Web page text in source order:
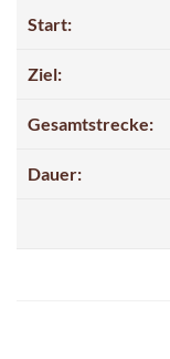
Start:
Ziel:
Gesamtstrecke:
Dauer: